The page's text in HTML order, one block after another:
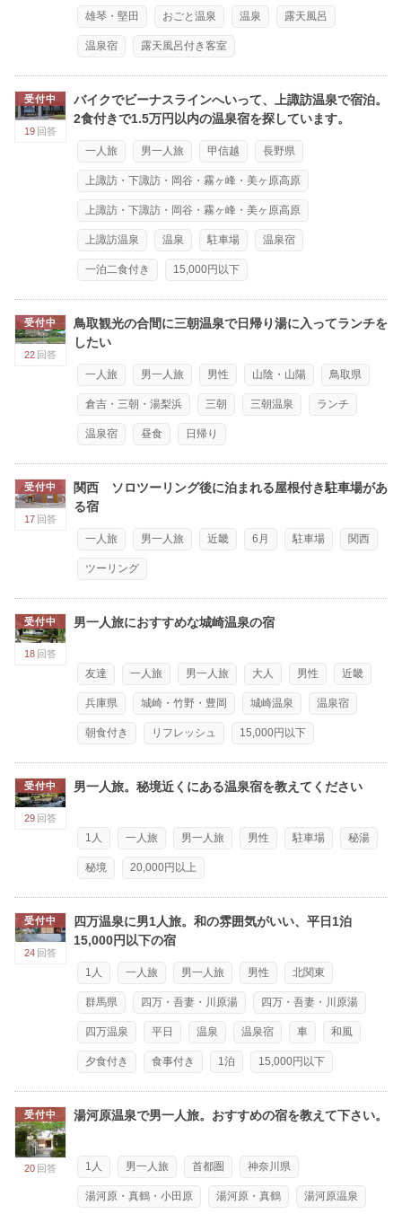
雄琴・堅田 おごと温泉 温泉 露天風呂
温泉宿 露天風呂付き客室
受付中
19 回答
バイクでビーナスラインへいって、上諏訪温泉で宿泊。
2食付きで1.5万円以内の温泉宿を探しています。
一人旅 男一人旅 甲信越 長野県
上諏訪・下諏訪・岡谷・霧ヶ峰・美ヶ原高原
上諏訪・下諏訪・岡谷・霧ヶ峰・美ヶ原高原
上諏訪温泉 温泉 駐車場 温泉宿
一泊二食付き 15,000円以下
受付中
22 回答
鳥取観光の合間に三朝温泉で日帰り湯に入ってランチを
したい
一人旅 男一人旅 男性 山陰・山陽 鳥取県
倉吉・三朝・湯梨浜 三朝 三朝温泉 ランチ
温泉宿 昼食 日帰り
受付中
17 回答
関西 ソロツーリング後に泊まれる屋根付き駐車場があ
る宿
一人旅 男一人旅 近畿 6月 駐車場 関西
ツーリング
受付中
18 回答
男一人旅におすすめな城崎温泉の宿
友達 一人旅 男一人旅 大人 男性 近畿
兵庫県 城崎・竹野・豊岡 城崎温泉 温泉宿
朝食付き リフレッシュ 15,000円以下
受付中
29 回答
男一人旅。秘境近くにある温泉宿を教えてください
1人 一人旅 男一人旅 男性 駐車場 秘湯
秘境 20,000円以上
受付中
24 回答
四万温泉に男1人旅。和の雰囲気がいい、平日1泊
15,000円以下の宿
1人 一人旅 男一人旅 男性 北関東
群馬県 四万・吾妻・川原湯 四万・吾妻・川原湯
四万温泉 平日 温泉 温泉宿 車 和風
夕食付き 食事付き 1泊 15,000円以下
受付中
20 回答
湯河原温泉で男一人旅。おすすめの宿を教えて下さい。
1人 男一人旅 首都圏 神奈川県
湯河原・真鶴・小田原 湯河原・真鶴 湯河原温泉